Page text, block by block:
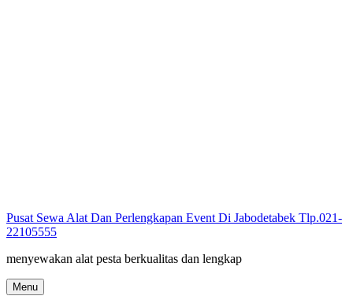
Pusat Sewa Alat Dan Perlengkapan Event Di Jabodetabek Tlp.021-
22105555
menyewakan alat pesta berkualitas dan lengkap
Menu